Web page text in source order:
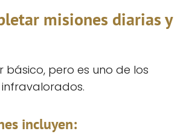
misiones diarias y
básico, pero es uno de los
incluyen: